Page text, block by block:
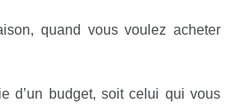
quand vous voulez acheter
d’un budget, soit celui qui vous